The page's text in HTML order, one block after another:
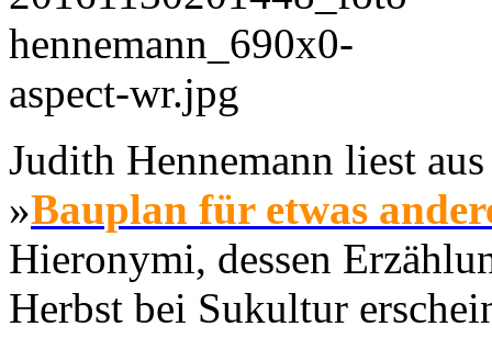
Judith Hennemann liest
»Bauplan für etwas
Hieronymi, dessen
Herbst bei Sukultur